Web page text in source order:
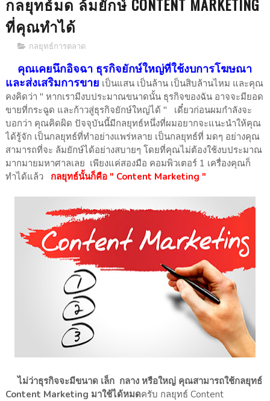
ที่คุณทำได้
กลยุทธ์การตลาด
คุณเคยนึกอิจฉา ธุรกิจยักษ์ใหญ่ที่ใช้งบการโฆษณา
และส่งเสริมการขาย เป็นแสน เป็นล้าน เป็นสิบล้านไหม และคุณ
คงคิดว่า " หากเรามีงบประมาณขนาดนั้น ธุรกิจของฉัน อาจจะมียอด
ขายที่กระฉูด และก้าวสู่ธุรกิจยักษ์ใหญ่ได้ " เดี๋ยวก่อนผมกำลังจะ
บอกว่า คุณคิดผิด ปัจจุบันนี้มีกลยุทธ์หนึ่งที่ผมอยากจะแนะนำให้คุณ
ได้รู้จัก เป็นกลยุทธ์ที่ทำอย่างแพร่หลาย เป็นกลยุทธ์ที่ มดๆ อย่างคุณ
สามารถที่จะ ล้มยักษ์ได้อย่างสบายๆ โดยที่คุณไม่ต้องใช้งบประมาณ
มากมายมหาศาลเลย เพียงแค่สองมือ คอมพิวเตอร์ 1 เครื่องคุณก็
ทำได้แล้ว กลยุทธ์นั้นก็คือ " Content Marketing "
ไม่ว่าธุรกิจจะมีขนาด เล็ก กลาง หรือใหญ่ คุณสามารถใช้กลยุทธ์
Content Marketing มาใช้ได้หมดครับ กลยุทธ์ Content